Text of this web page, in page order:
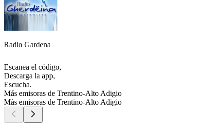
Radio Gardena
Escanea el código,
Descarga la app,
Escucha.
Más emisoras de Trentino-Alto Adigio
Más emisoras de Trentino-Alto Adigio